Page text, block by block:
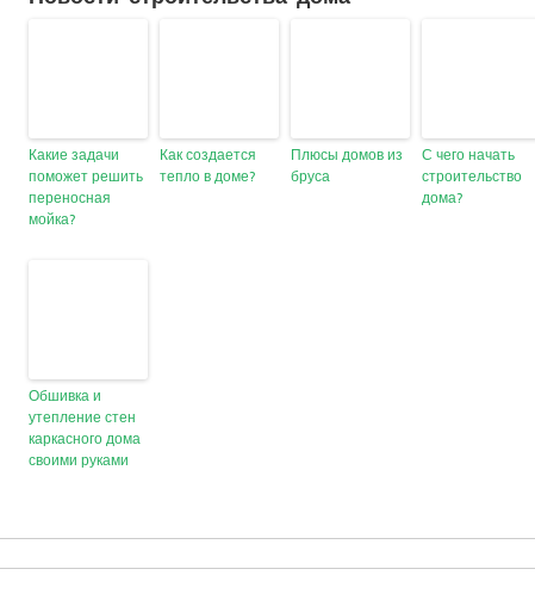
Какие задачи
поможет решить
переносная
мойка?
Как создается
тепло в доме?
Плюсы домов из
бруса
С чего начать
строительство
дома?
Обшивка и
утепление стен
каркасного дома
своими руками